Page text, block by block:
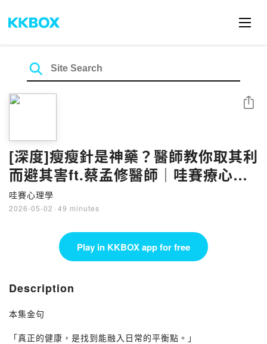
[深度]瘦瘦針是神藥？醫師教你取其利
而避其害ft.蔡孟修醫師｜哇賽療心室
ep155
哇賽心理學
2026-05-02 · 49 minutes
Share
Play in KKBOX app for free
Description
本集金句
「真正的健康，是找到能融入日常的平衡點。」